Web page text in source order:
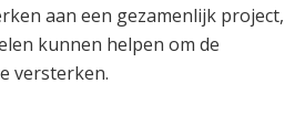
aan een gezamenlijk project,
kunnen helpen om de
versterken.